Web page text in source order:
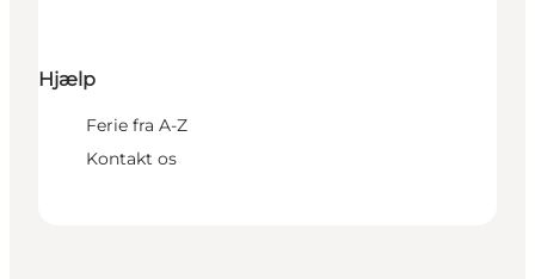
Hjælp
Ferie fra A-Z
Kontakt os